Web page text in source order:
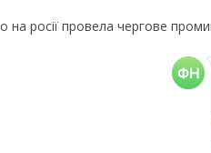
на росії провела чергове